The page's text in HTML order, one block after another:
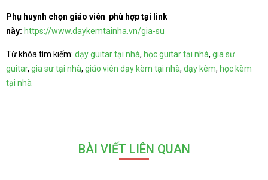
Phụ huynh chọn giáo viên phù hợp tại link
này: https://www.daykemtainha.vn/gia-su
Từ khóa tìm kiếm: dạy guitar tại nhà, học guitar tại nhà, gia sư
guitar, gia sư tại nhà, giáo viên dạy kèm tại nhà, dạy kèm, học kèm
tại nhà
BÀI VIẾT LIÊN QUAN